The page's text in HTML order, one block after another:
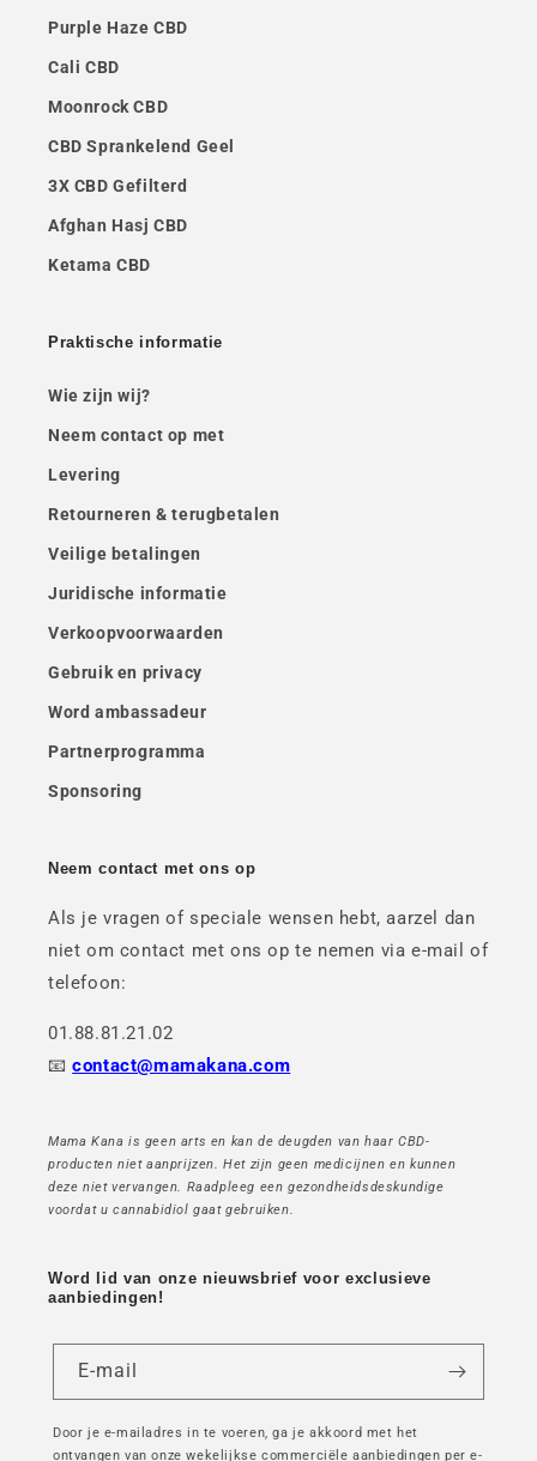
Purple Haze CBD
Cali CBD
Moonrock CBD
CBD Sprankelend Geel
3X CBD Gefilterd
Afghan Hasj CBD
Ketama CBD
Praktische informatie
Wie zijn wij?
Neem contact op met
Levering
Retourneren & terugbetalen
Veilige betalingen
Juridische informatie
Verkoopvoorwaarden
Gebruik en privacy
Word ambassadeur
Partnerprogramma
Sponsoring
Neem contact met ons op
Als je vragen of speciale wensen hebt, aarzel dan
niet om contact met ons op te nemen via e-mail of
telefoon:
01.88.81.21.02
📧contact@mamakana.com
Mama Kana is geen arts en kan de deugden van haar CBD-
producten niet aanprijzen. Het zijn geen medicijnen en kunnen
deze niet vervangen. Raadpleeg een gezondheidsdeskundige
voordat u cannabidiol gaat gebruiken.
Word lid van onze nieuwsbrief voor exclusieve
aanbiedingen!
E-mail
Door je e-mailadres in te voeren, ga je akkoord met het
ontvangen van onze wekelijkse commerciële aanbiedingen per e-